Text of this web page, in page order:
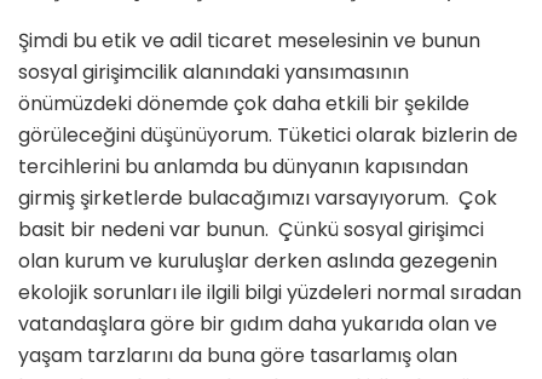
Şimdi bu etik ve adil ticaret meselesinin ve bunun
sosyal girişimcilik alanındaki yansımasının
önümüzdeki dönemde çok daha etkili bir şekilde
görüleceğini düşünüyorum. Tüketici olarak bizlerin de
tercihlerini bu anlamda bu dünyanın kapısından
girmiş şirketlerde bulacağımızı varsayıyorum. Çok
basit bir nedeni var bunun. Çünkü sosyal girişimci
olan kurum ve kuruluşlar derken aslında gezegenin
ekolojik sorunları ile ilgili bilgi yüzdeleri normal sıradan
vatandaşlara göre bir gıdım daha yukarıda olan ve
yaşam tarzlarını da buna göre tasarlamış olan